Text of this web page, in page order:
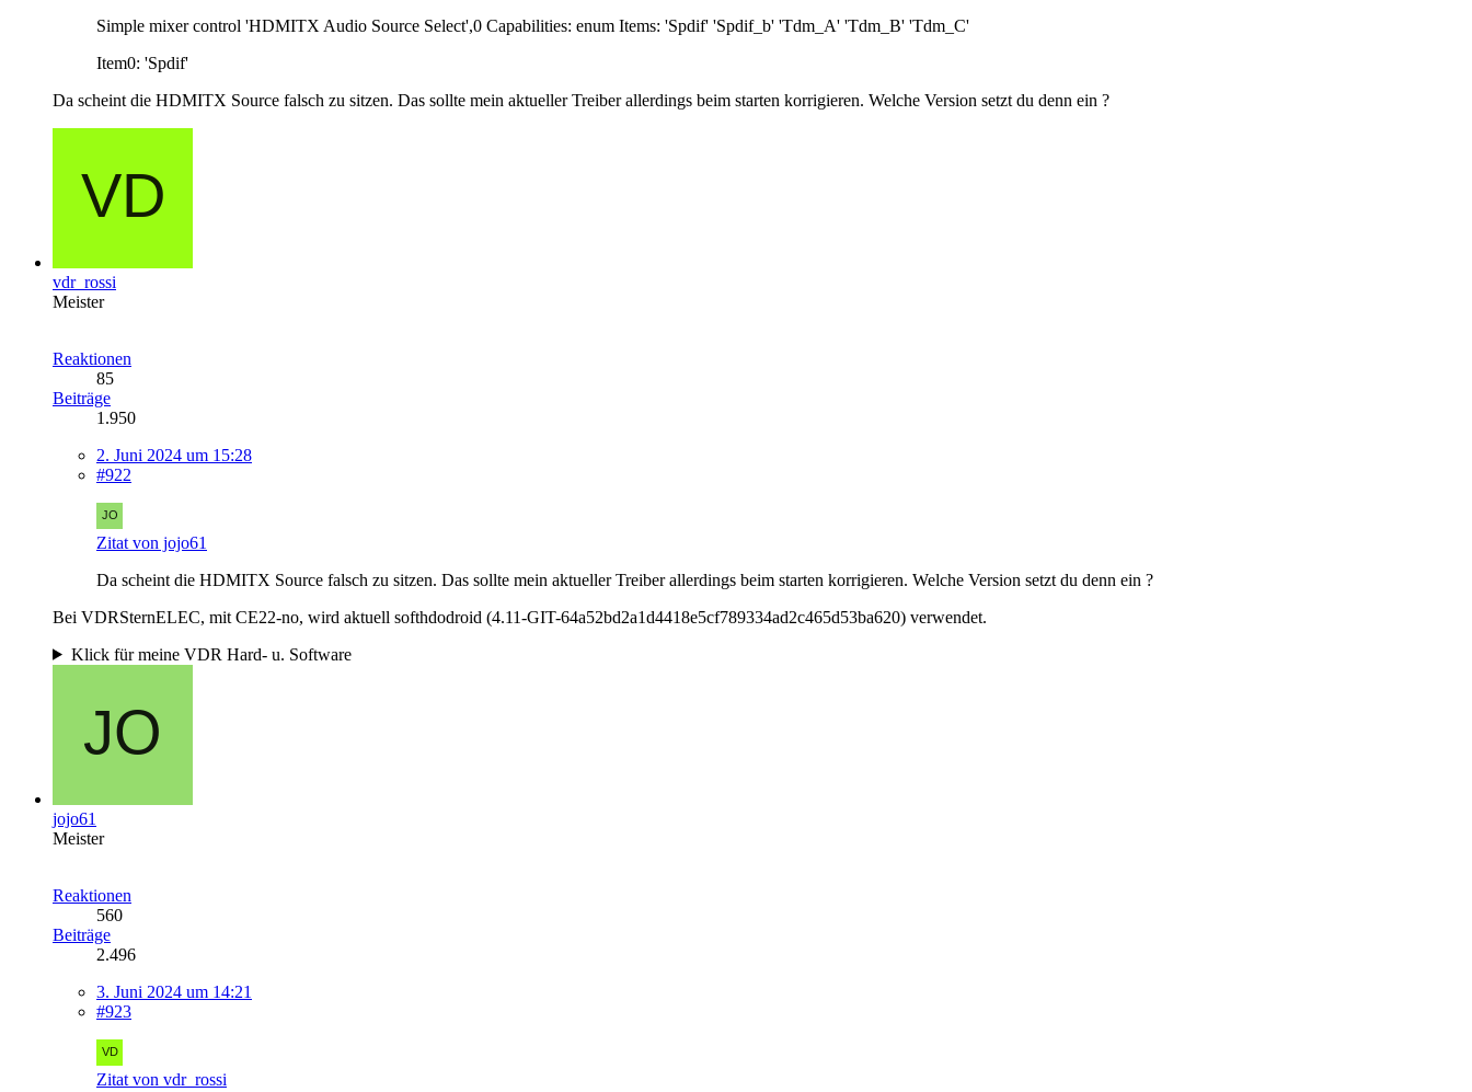
Simple mixer control 'HDMITX Audio Source Select',0 Capabilities: enum Items: 'Spdif' 'Spdif_b' 'Tdm_A' 'Tdm_B' 'Tdm_C'
Item0: 'Spdif'
Da scheint die HDMITX Source falsch zu sitzen. Das sollte mein aktueller Treiber allerdings beim starten korrigieren. Welche Version setzt du denn ein ?
vdr_rossi
Meister
Reaktionen
85
Beiträge
1.950
2. Juni 2024 um 15:28
#922
Zitat von jojo61
Da scheint die HDMITX Source falsch zu sitzen. Das sollte mein aktueller Treiber allerdings beim starten korrigieren. Welche Version setzt du denn ein ?
Bei VDRSternELEC, mit CE22-no, wird aktuell softhdodroid (4.11-GIT-64a52bd2a1d4418e5cf789334ad2c465d53ba620) verwendet.
Klick für meine VDR Hard- u. Software
jojo61
Meister
Reaktionen
560
Beiträge
2.496
3. Juni 2024 um 14:21
#923
Zitat von vdr_rossi